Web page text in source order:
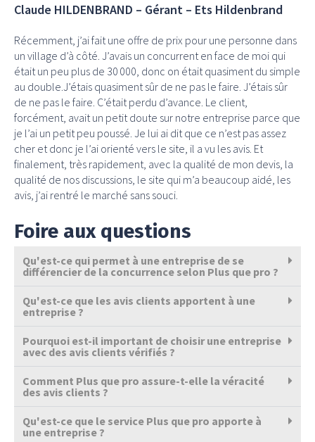
Claude HILDENBRAND – Gérant – Ets Hildenbrand
Récemment, j’ai fait une offre de prix pour une personne dans
un village d’à côté. J’avais un concurrent en face de moi qui
était un peu plus de 30 000, donc on était quasiment du simple
au double.J’étais quasiment sûr de ne pas le faire. J’étais sûr
de ne pas le faire. C’était perdu d’avance. Le client,
forcément, avait un petit doute sur notre entreprise parce que
je l’ai un petit peu poussé. Je lui ai dit que ce n’est pas assez
cher et donc je l’ai orienté vers le site, il a vu les avis. Et
finalement, très rapidement, avec la qualité de mon devis, la
qualité de nos discussions, le site qui m’a beaucoup aidé, les
avis, j’ai rentré le marché sans souci.
Foire aux questions
Qu'est-ce qui permet à une entreprise de se
différencier de la concurrence selon Plus que pro ?
Qu'est-ce que les avis clients apportent à une
entreprise ?
Pourquoi est-il important de choisir une entreprise
avec des avis clients vérifiés ?
Comment Plus que pro assure-t-elle la véracité
des avis clients ?
Qu'est-ce que le service Plus que pro apporte à
une entreprise ?